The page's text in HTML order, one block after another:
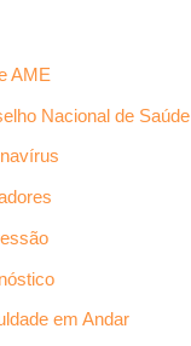
AME
Nacional de Saúde
em Andar